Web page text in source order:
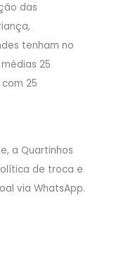
das
tenham no
25
25
a Quartinhos
de troca e
via WhatsApp.